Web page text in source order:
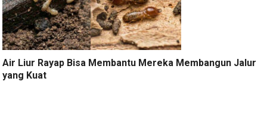
Air Liur Rayap Bisa Membantu Mereka Membangun Jalur
yang Kuat